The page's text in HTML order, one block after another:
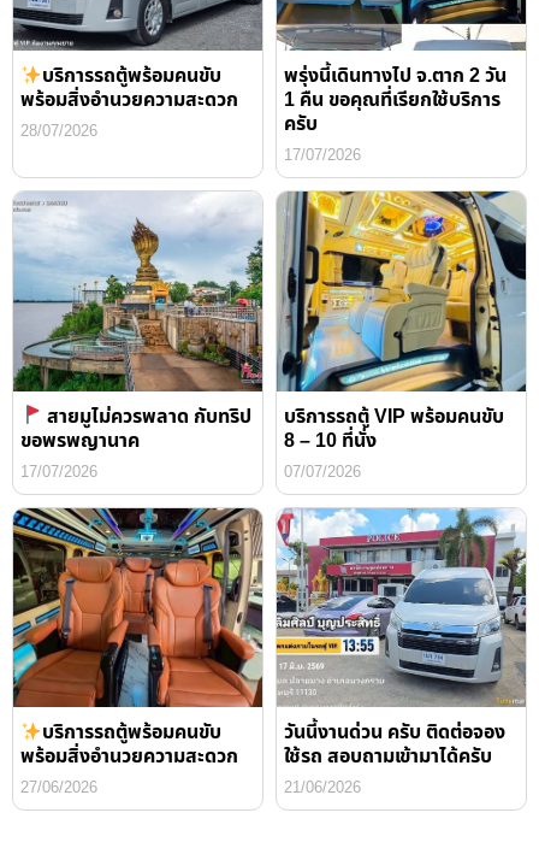
บริการรถตู้พร้อมคนขับ
พร้อมสิ่งอำนวยความสะดวก
28/07/2026
พรุ่งนี้เดินทางไป จ.ตาก 2 วัน
1 คืน ขอคุณที่เรียกใช้บริการ
ครับ
17/07/2026
สายมูไม่ควรพลาด กับทริป
ขอพรพญานาค
17/07/2026
บริการรถตู้ VIP พร้อมคนขับ
8 – 10 ที่นั่ง
07/07/2026
บริการรถตู้พร้อมคนขับ
พร้อมสิ่งอำนวยความสะดวก
27/06/2026
วันนี้งานด่วน ครับ ติดต่อจอง
ใช้รถ สอบถามเข้ามาได้ครับ
21/06/2026